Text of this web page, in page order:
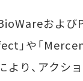
および
」や「
より、アクシ